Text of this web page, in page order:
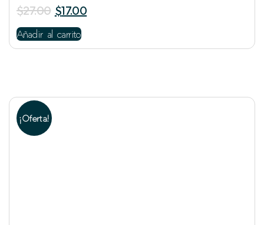
$27.00 $17.00
Añadir al carrito
¡Oferta!